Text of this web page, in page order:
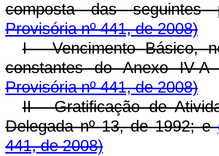
composta das
Provisória nº 441, de 2008)
I - Vencimento Básico,
constantes do Anexo IV-
Provisória nº 441, de 2008)
II - Gratificação de
Delegada nº 13, de 1992; e
441, de 2008)